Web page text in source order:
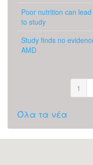
Poor nutrition can
to study
Study finds no
AMD
1
Όλα τα νέα